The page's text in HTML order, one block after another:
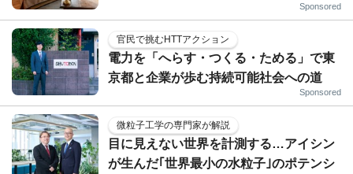
Sponsored
官民で挑むHTTアクション
電力を「へらす・つくる・ためる」で東
京都と企業が歩む持続可能社会への道
Sponsored
微粒子工学の専門家が解説
目に見えない世界を計測する…アイシン
が生んだ｢世界最小の水粒子｣のポテンシ